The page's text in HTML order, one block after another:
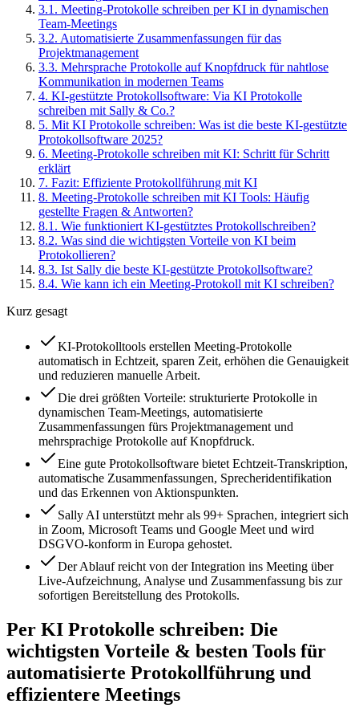
3.1 . Meeting-Protokolle schreiben per KI in dynamischen
Team-Meetings
3.2. Automatisierte Zusammenfassungen für das
Projektmanagement
3.3. Mehrsprache Protokolle auf Knopfdruck für nahtlose
Kommunikation in modernen Teams
4. KI-gestützte Protokollsoftware: Via KI Protokolle
schreiben mit Sally & Co.?
5. Mit KI Protokolle schreiben: Was ist die beste KI-gestützte
Protokollsoftware 2025?
6. Meeting-Protokolle schreiben mit KI: Schritt für Schritt
erklärt
7. Fazit: Effiziente Protokollführung mit KI
8. Meeting-Protokolle schreiben mit KI Tools: Häufig
gestellte Fragen & Antworten?
8.1 . Wie funktioniert KI-gestütztes Protokollschreiben?
8.2. Was sind die wichtigsten Vorteile von KI beim
Protokollieren?
8.3. Ist Sally die beste KI-gestützte Protokollsoftware?
8.4. Wie kann ich ein Meeting-Protokoll mit KI schreiben?
Kurz gesagt
KI-Protokolltools erstellen Meeting-Protokolle
automatisch in Echtzeit, sparen Zeit, erhöhen die Genauigkeit
und reduzieren manuelle Arbeit.
Die drei größten Vorteile: strukturierte Protokolle in
dynamischen Team-Meetings, automatisierte
Zusammenfassungen fürs Projektmanagement und
mehrsprachige Protokolle auf Knopfdruck.
Eine gute Protokollsoftware bietet Echtzeit-Transkription,
automatische Zusammenfassungen, Sprecheridentifikation
und das Erkennen von Aktionspunkten.
Sally AI unterstützt mehr als 99+ Sprachen, integriert sich
in Zoom, Microsoft Teams und Google Meet und wird
DSGVO-konform in Europa gehostet.
Der Ablauf reicht von der Integration ins Meeting über
Live-Aufzeichnung, Analyse und Zusammenfassung bis zur
sofortigen Bereitstellung des Protokolls.
Per KI Protokolle schreiben: Die
wichtigsten Vorteile & besten Tools für
automatisierte Protokollführung und
effizientere Meetings